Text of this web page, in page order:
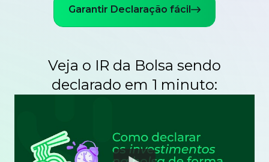
Garantir Declaração fácil
Veja o IR da Bolsa sendo
declarado em 1 minuto: